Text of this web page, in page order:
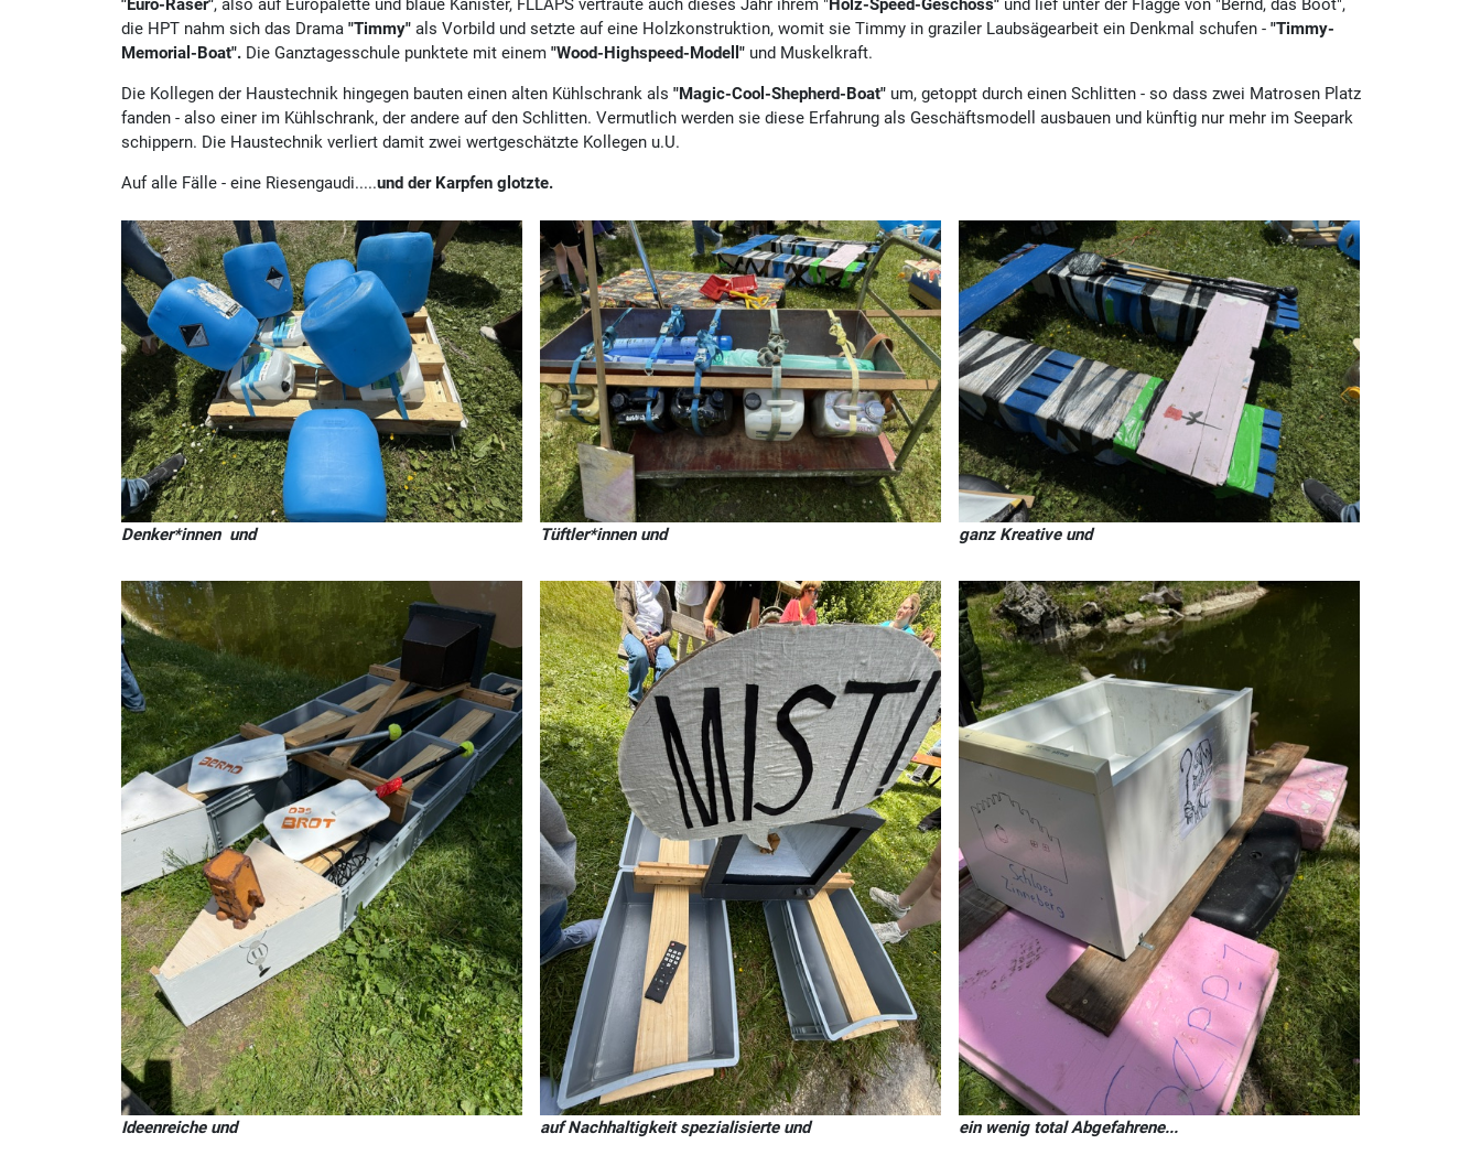
"Euro-Raser", also auf Europalette und blaue Kanister, FLLAPS vertraute auch dieses Jahr ihrem "Holz-Speed-Geschoss"und lief unter der Flagge von "Bernd, das Boot",
die HPT nahm sich das Drama "Timmy" als Vorbild und setzte auf eine Holzkonstruktion, womit sie Timmy in graziler Laubsägearbeit ein Denkmal schufen - "Timmy-
Memorial-Boat".Die Ganztagesschule punktete mit einem "Wood-Highspeed-Modell"und Muskelkraft.
Die Kollegen der Haustechnik hingegen bauten einen alten Kühlschrank als "Magic-Cool-Shepherd-Boat"um, getoppt durch einen Schlitten - so dass zwei Matrosen Platz
fanden - also einer im Kühlschrank, der andere auf den Schlitten. Vermutlich werden sie diese Erfahrung als Geschäftsmodell ausbauen und künftig nur mehr im Seepark
schippern. Die Haustechnik verliert damit zwei wertgeschätzte Kollegen u.U.
Auf alle Fälle - eine Riesengaudi.....und der Karpfen glotzte.
Denker*innen und Tüftler*innen und ganz Kreative und
Ideenreiche und auf Nachhaltigkeit spezialisierte und ein wenig total Abgefahrene...